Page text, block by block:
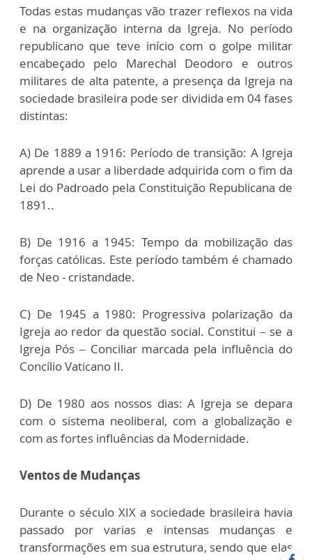
Todas estas mudanças vão trazer reflexos na vida
e na organização interna da Igreja. No período
republicano que teve início com o golpe militar
encabeçado pelo Marechal Deodoro e outros
militares de alta patente, a presença da Igreja na
sociedade brasileira pode ser dividida em 04 fases
distintas:
A) De 1889 a 1916: Período de transição: A Igreja
aprende a usar a liberdade adquirida com o fim da
Lei do Padroado pela Constituição Republicana de
1891..
B) De 1916 a 1945: Tempo da mobilização das
forças católicas. Este período também é chamado
de Neo - cristandade.
C) De 1945 a 1980: Progressiva polarização da
Igreja ao redor da questão social. Constitui – se a
Igreja Pós – Conciliar marcada pela influência do
Concílio Vaticano II.
D) De 1980 aos nossos dias: A Igreja se depara
com o sistema neoliberal, com a globalização e
com as fortes influências da Modernidade.
Ventos de Mudanças
Durante o século XIX a sociedade brasileira havia
passado por varias e intensas mudanças e
transformações em sua estrutura, sendo que elas